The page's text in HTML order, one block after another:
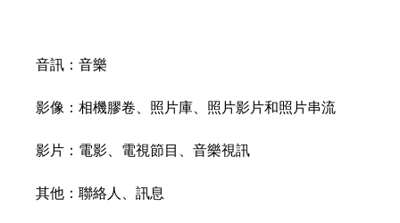
音訊：音樂
影像：相機膠卷、照片庫、照片影片和照片串流
影片：電影、電視節目、音樂視訊
其他：聯絡人、訊息